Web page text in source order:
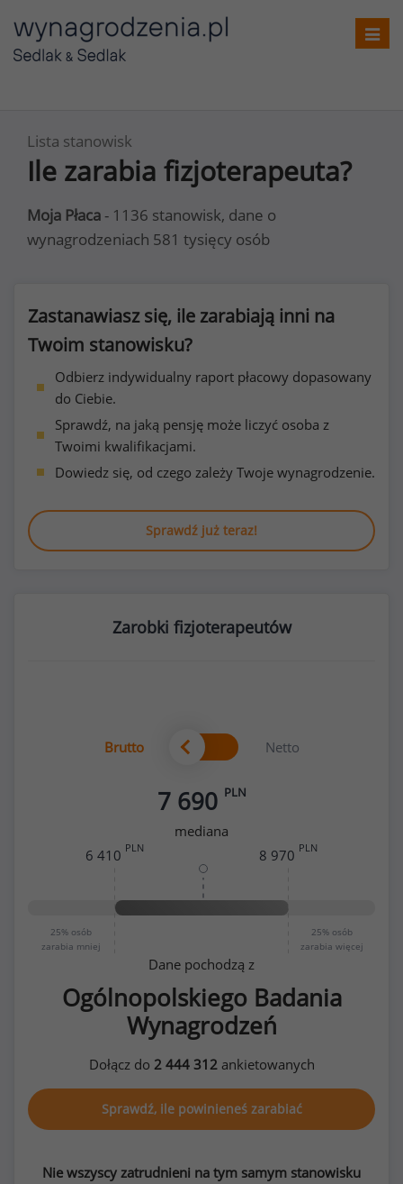
Lista stanowisk
Ile zarabia fizjoterapeuta?
Moja Płaca - 1136 stanowisk, dane o
wynagrodzeniach 581 tysięcy osób
Zastanawiasz się, ile zarabiają inni na
Twoim stanowisku?
Odbierz indywidualny raport płacowy dopasowany
do Ciebie.
Sprawdź, na jaką pensję może liczyć osoba z
Twoimi kwalifikacjami.
Dowiedz się, od czego zależy Twoje wynagrodzenie.
Sprawdź już teraz!
Zarobki fizjoterapeutów
Brutto Netto
7 690 PLN
mediana
25% osób
zarabia mniej
25% osób
zarabia więcej
6 410 PLN 8 970 PLN
Dane pochodzą z
Ogólnopolskiego Badania
Wynagrodzeń
Dołącz do 2 444 312ankietowanych
Sprawdź, ile powinieneś zarabiać
Nie wszyscy zatrudnieni na tym samym stanowisku